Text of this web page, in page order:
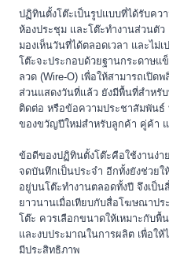
ปฏิทินตั้งโต๊ะเป็นรูปแบบที่ได้รับคว
ห้องประชุม และโต๊ะทำงานส่วนตัว
มองเห็นวันที่ได้ตลอดเวลา และไม่
โต๊ะจะประกอบด้วยฐานกระดาษแ
ลวด (Wire-O) เพื่อให้สามารถเปิ
ส่วนแสดงวันที่แล้ว ยังมีพื้นที่สำหรั
ติดต่อ หรือข้อความประชาสัมพันธ์
ของขวัญปีใหม่สำหรับลูกค้า คู่ค้า
ข้อดีของปฏิทินตั้งโต๊ะคือใช้งานง่า
จดบันทึกเป็นประจำ อีกทั้งยังช่วย
อยู่บนโต๊ะทำงานตลอดทั้งปี จึงเป็
ยาวนานเมื่อเทียบกับสื่อโฆษณาป
โต๊ะ ควรเลือกขนาดให้เหมาะกับ
และงบประมาณในการผลิต เพื่อให้
มีประสิทธิภาพ